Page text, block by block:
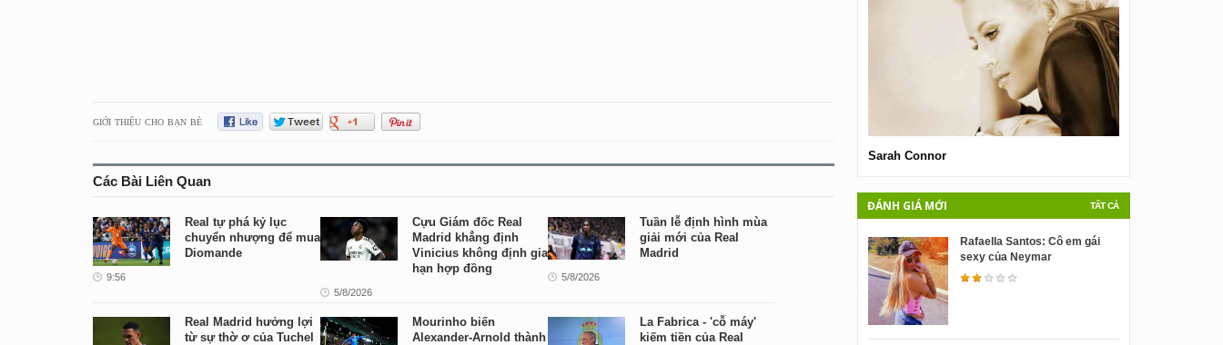
GIỚI THIỆU CHO BẠN BÈ
Các Bài Liên Quan
Real tự phá kỷ lục
chuyển nhượng để mua
Diomande
9:56
Cựu Giám đốc Real
Madrid khẳng định
Vinicius không định gia
hạn hợp đồng
5/8/2026
Tuần lễ định hình mùa
giải mới của Real
Madrid
5/8/2026
Real Madrid hưởng lợi
từ sự thờ ơ của Tuchel
Mourinho biến
Alexander-Arnold thành
La Fabrica - 'cỗ máy'
kiếm tiền của Real
Sarah Connor
TẤT CẢ
ĐÁNH GIÁ MỚI
Rafaella Santos: Cô em gái
sexy của Neymar